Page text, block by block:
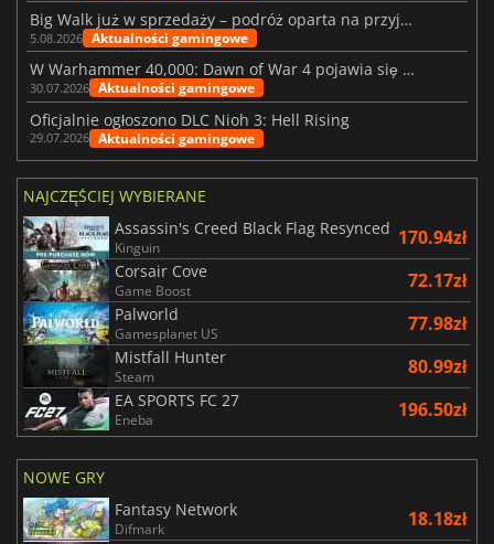
Big Walk już w sprzedaży – podróż oparta na przyjaźni
5.08.2026 Aktualności gamingowe
W Warhammer 40,000: Dawn of War 4 pojawia się frakcja Nekronów
30.07.2026 Aktualności gamingowe
Oficjalnie ogłoszono DLC Nioh 3: Hell Rising
29.07.2026 Aktualności gamingowe
NAJCZĘŚCIEJ WYBIERANE
Assassin's Creed Black Flag Resynced
Kinguin 170.94zł
Corsair Cove
Game Boost 72.17zł
Palworld
Gamesplanet US 77.98zł
Mistfall Hunter
Steam 80.99zł
EA SPORTS FC 27
Eneba 196.50zł
NOWE GRY
Fantasy Network
Difmark 18.18zł